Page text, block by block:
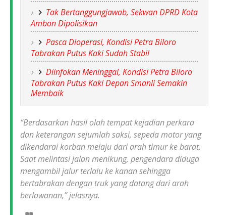
Tak Bertanggungjawab, Sekwan DPRD Kota
Ambon Dipolisikan
Pasca Dioperasi, Kondisi Petra Biloro
Tabrakan Putus Kaki Sudah Stabil
Diinfokan Meninggal, Kondisi Petra Biloro
Tabrakan Putus Kaki Depan Smanli Semakin
Membaik
“Berdasarkan hasil olah tempat kejadian perkara
dan keterangan sejumlah saksi, sepeda motor yang
dikendarai korban melaju dari arah timur ke barat.
Saat melintasi jalan menikung, pengendara diduga
mengambil jalur terlalu ke kanan sehingga
bertabrakan dengan truk yang datang dari arah
berlawanan,” jelasnya.